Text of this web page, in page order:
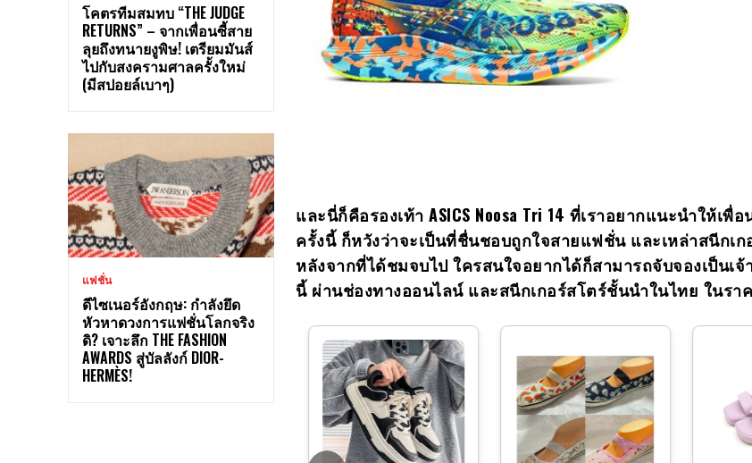
โคตรทีมสมทบ “THE JUDGE
RETURNS” – จากเพื่อนซี้สาย
ลุยถึงทนายงูพิษ! เตรียมมันส์
ไปกับสงครามศาลครั้งใหม่
(มีสปอยล์เบาๆ)
แฟชั่น
ดีไซเนอร์อังกฤษ: กำลังยึด
หัวหาดวงการแฟชั่นโลกจริง
ดิ? เจาะลึก THE FASHION
AWARDS สู่บัลลังก์ DIOR-
HERMÈS!
และนี่ก็คือรองเท้าASICS Noosa Tri 14 ที่เราอยากแนะนำให้เพื่
ครั้งนี้ ก็หวังว่าจะเป็นที่ชื่นชอบถูกใจสายแฟชั่น และเหล่าสนีกเ
หลังจากที่ได้ชมจบไป ใครสนใจอยากได้ก็สามารถจับจองเป็นเ
นี้ ผ่านช่องทางออนไลน์ และสนีกเกอร์สโตร์ชั้นนำในไทย ในรา